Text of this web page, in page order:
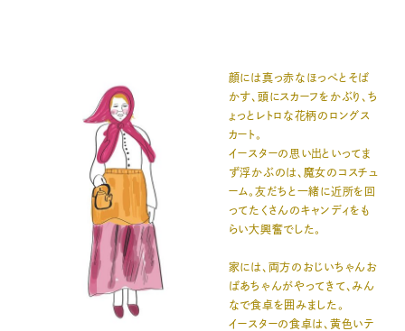
顔には真っ赤なほっぺとそば
かす、頭にスカーフをかぶり、ち
ょっとレトロな花柄のロングス
カート。
イースターの思い出といってま
ず浮かぶのは、魔女のコスチュ
ーム。友だちと一緒に近所を回
ってたくさんのキャンディをも
らい大興奮でした。
家には、両方のおじいちゃんお
ばあちゃんがやってきて、みん
なで食卓を囲みました。
イースターの食卓は、黄色いテ